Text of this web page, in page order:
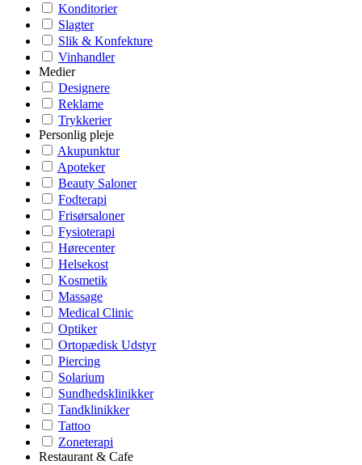
Konditorier
Slagter
Slik & Konfekture
Vinhandler
Medier
Designere
Reklame
Trykkerier
Personlig pleje
Akupunktur
Apoteker
Beauty Saloner
Fodterapi
Frisørsaloner
Fysioterapi
Hørecenter
Helsekost
Kosmetik
Massage
Medical Clinic
Optiker
Ortopædisk Udstyr
Piercing
Solarium
Sundhedsklinikker
Tandklinikker
Tattoo
Zoneterapi
Restaurant & Cafe